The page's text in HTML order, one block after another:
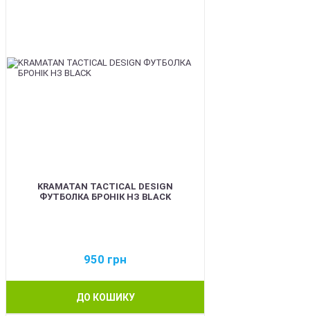
KRAMATAN TACTICAL DESIGN
ФУТБОЛКА БРОНІК НЗ BLACK
950 грн
ДО КОШИКУ